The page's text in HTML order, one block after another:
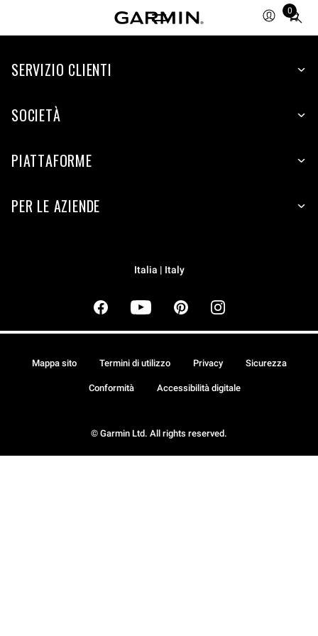
0
Total
SERVIZIO CLIENTI
SOCIETÀ
PIATTAFORME
PER LE AZIENDE
Italia | Italy
© Garmin Ltd. All rights reserved.
Mappa sito Termini di utilizzo Privacy Sicurezza
Conformità Accessibilità digitale